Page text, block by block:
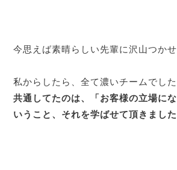
今思えば素晴らしい先輩に沢山つか
私からしたら、全て濃いチームでし
共通してたのは、「お客様の立場に
いうこと、それを学ばせて頂きました